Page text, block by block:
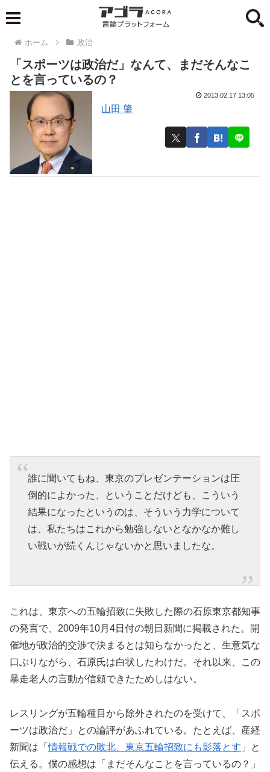
ホーム 政治
「スポーツは政治だ」なんて、まだそんなこ
とを言っているの？
山田 肇
2013.02.17 13:05
誰に聞いてもね、東京のプレゼンテーションは圧
倒的によかった、ということだけども、こういう
結果になったというのは、そういう力学について
は、私たちはこれから勉強しないとなかなか難し
い戦いが続くんじゃないかと思いましたな。
これは、東京への五輪招致に失敗した際の石原東京都知事
の発言で、2009年10月4日付の朝日新聞に掲載された。開
催地が政治的交渉で決まるとは知らなかったと、生意気な
口ぶりながら、石原氏は白状したわけだ。それ以来、この
暴走老人の言動が信頼できたためしはない。
レスリングが五輪種目から除外されたのを受けて、「スポ
ーツは政治だ」との論評があふれている。たとえば、産経
新聞は「情報戦での敗北、東京五輪招致にも影落とす 」と
伝える。僕の感想は「まだそんなことを言っているの？」